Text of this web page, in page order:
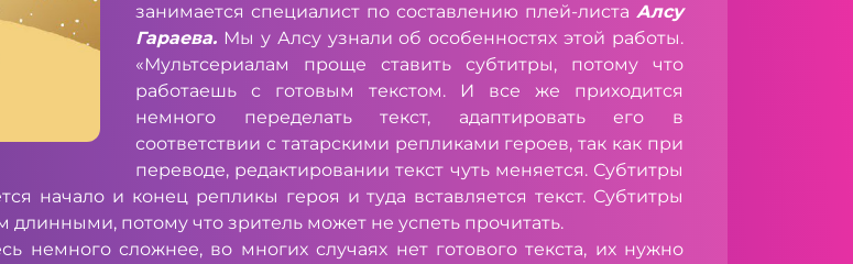
занимается специалист по составлению плей-листа Алсу
Гараева. Мы у Алсу узнали об особенностях этой работы.
«Мультсериалам проще ставить субтитры, потому что
работаешь с готовым текстом. И все же приходится
немного переделать текст, адаптировать его в
соответствии с татарскими репликами героев, так как при
переводе, редактировании текст чуть меняется. Субтитры
начало и конец репликы героя и туда вставляется текст. Субтитры
потому что зритель может не успеть прочитать.
немного сложнее, во многих случаях нет готового текста, их нужно